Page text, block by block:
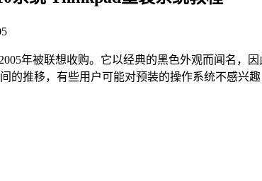
2005年被联想收购。它以经典的黑色外观而闻名，因
的推移，有些用户可能对预装的操作系统不感兴